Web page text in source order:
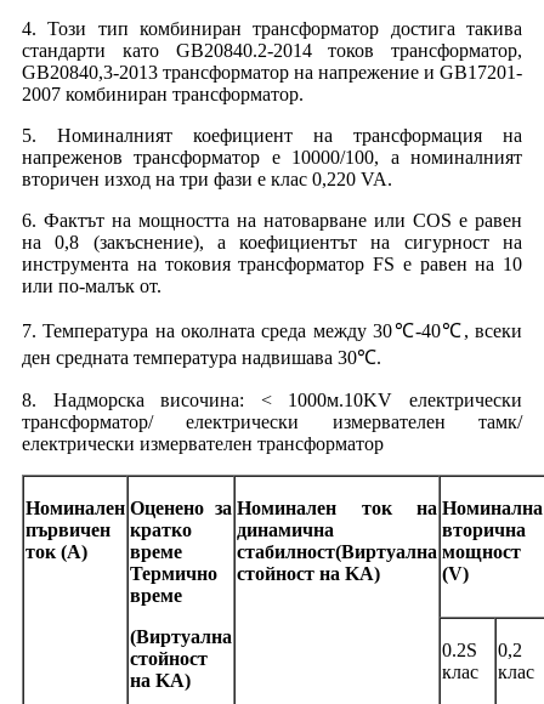
4. Този тип комбиниран трансформатор достига такива
стандарти като GB20840.2-2014 токов трансформатор,
GB20840,3-2013 трансформатор на напрежение и GB17201-
2007 комбиниран трансформатор.
5. Номиналният коефициент на трансформация на
напреженов трансформатор е 10000/100, а номиналният
вторичен изход на три фази е клас 0,220 VA.
6. Фактът на мощността на натоварване или COS е равен
на 0,8 (закъснение), а коефициентът на сигурност на
инструмента на токовия трансформатор FS е равен на 10
или по-малък от.
7. Температура на околната среда между 30℃-40℃, всеки
ден средната температура надвишава 30℃.
8. Надморска височина: < 1000м.10KV електрически
трансформатор/ електрически измервателен тамк/
електрически измервателен трансформатор
Номинален
първичен
ток (A)
Оценено за
кратко
време
Термично
време
(Виртуална
стойност
на KA)
Номинален ток на
динамична
стабилност(Виртуална
стойност на KA)
Номинална
вторична
мощност
(V)
0.2S
клас
0,2
клас